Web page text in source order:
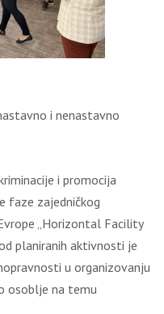
i nenastavno
i promocija
faze zajedničkog
„Horizontal Facility
planiranih aktivnosti je
u organizovanju
osoblje na temu